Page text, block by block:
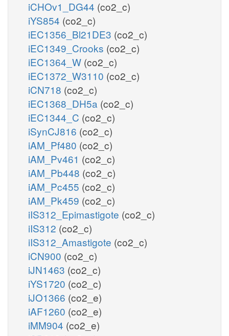
iCHOv1_DG44 (co2_c)
iYS854 (co2_c)
iEC1356_Bl21DE3 (co2_c)
iEC1349_Crooks (co2_c)
iEC1364_W (co2_c)
iEC1372_W3110 (co2_c)
iCN718 (co2_c)
iEC1368_DH5a (co2_c)
iEC1344_C (co2_c)
iSynCJ816 (co2_c)
iAM_Pf480 (co2_c)
iAM_Pv461 (co2_c)
iAM_Pb448 (co2_c)
iAM_Pc455 (co2_c)
iAM_Pk459 (co2_c)
iIS312_Epimastigote (co2_c)
iIS312 (co2_c)
iIS312_Amastigote (co2_c)
iCN900 (co2_c)
iJN1463 (co2_c)
iYS1720 (co2_c)
iJO1366 (co2_e)
iAF1260 (co2_e)
iMM904 (co2_e)